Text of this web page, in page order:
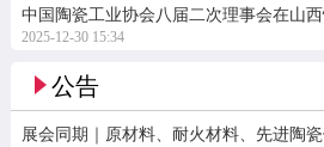
中国陶瓷工业协会八届二次理事会在山
2025-12-30 15:34
公告
展会同期｜原材料、耐火材料、先进陶